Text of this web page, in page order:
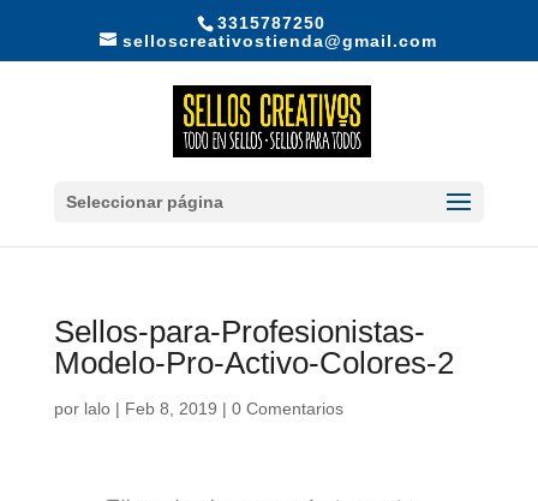
3315787250
selloscreativostienda@gmail.com
Seleccionar página
Sellos-para-Profesionistas-
Modelo-Pro-Activo-Colores-2
por lalo| Feb 8, 2019 | 0 Comentarios